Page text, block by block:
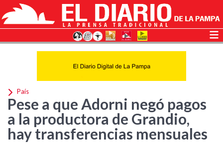
País
Pese a que Adorni negó pagos
a la productora de Grandio,
hay transferencias mensuales